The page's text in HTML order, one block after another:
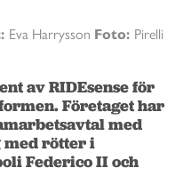
Eva Harrysson Foto: Pirelli
av RIDEsense för
Företaget har
med
med rötter i
Federico II och